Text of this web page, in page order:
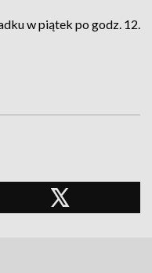
w piątek po godz. 12.